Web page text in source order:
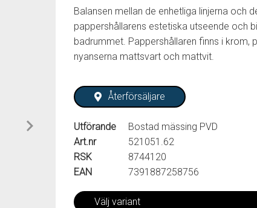
Balansen mellan de enhetliga linjerna och
pappershållarens estetiska utseende och
badrummet. Pappershållaren finns i
nyanserna mattsvart och mattvit.
Återförsäljare
Utförande
Bostad mässing PVD
Art.nr
521051.62
RSK
8744120
EAN
7391887258756
Välj variant